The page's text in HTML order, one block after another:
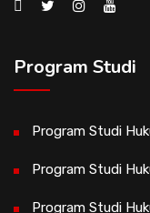
Program Studi
Program Studi
Program Studi
Program Studi